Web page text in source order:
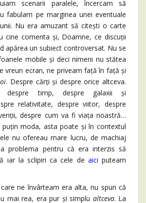
scenarii paralele, încercam să
fabulam pe marginea unei eventuale
Nu era amuzant să citești o carte
cine comenta și, Doamne, ce discuții
apărea un subiect controversat. Nu se
mobile și deci nimeni nu stătea
vreun ecran, ne priveam față în față și
. Despre cărți și despre orice altceva.
despre timp, despre galaxii și
relativitate, despre viitor, despre
despre cum va fi viața noastră…
moda, asta poate și în contextul
nu ofereau mare lucru, de machiaj
problema pentru că era interzis să
iar la sclipiri ca cele de aiciputeam
ne învârteam era alta, nu spun că
mai rea, era pur și simplu altceva. La